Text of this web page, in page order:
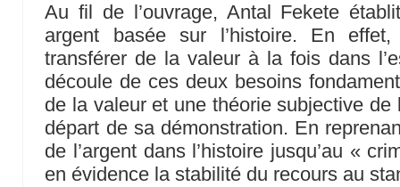
Au fil de l’ouvrage, Antal Fekete
argent basée sur l’histoire. En
transférer de la valeur à la fois dans
découle de ces deux besoins
de la valeur et une théorie subjective de
départ de sa démonstration. En
de l’argent dans l’histoire jusqu’au «
en évidence la stabilité du recours au